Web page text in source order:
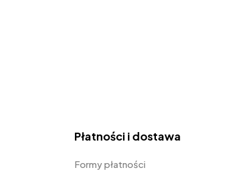
Płatności i dostawa
Formy płatności